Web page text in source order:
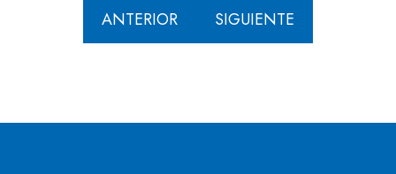
ANTERIOR SIGUIENTE